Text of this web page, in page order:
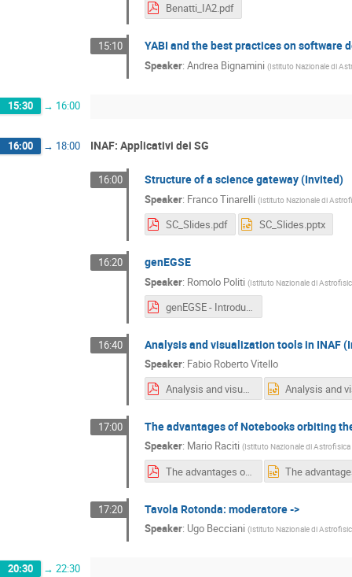
Benatti_IA2.pdf
15:10 YABI and the best practices on software
Speaker: Andrea Bignamini (Istituto Nazionale di
15:30 → 16:00
16:00 → 18:00 INAF: Applicativi dei SG
16:00 Structure of a science gateway (Invited)
Speaker: Franco Tinarelli (Istituto Nazionale di
SC_Slides.pdf SC_Slides.pptx
16:20 genEGSE
Speaker: Romolo Politi (Istituto Nazionale di
genEGSE - Introduction to the project.pdf
16:40 Analysis and visualization tools in INAF
Speaker: Fabio Roberto Vitello
Analysis and visualization tools in INAF.pdf
17:00 The advantages of Notebooks orbiting
Speaker: Mario Raciti (Istituto Nazionale di Astrofisica
The advantages of Notebooks orbiting the Cloud.pdf
17:20 Tavola Rotonda: moderatore ->
Speaker: Ugo Becciani (Istituto Nazionale di
20:30 → 22:30